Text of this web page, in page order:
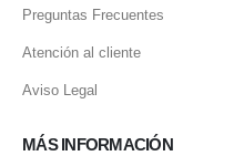
Preguntas Frecuentes
Atención al cliente
Aviso Legal
MÁS INFORMACIÓN